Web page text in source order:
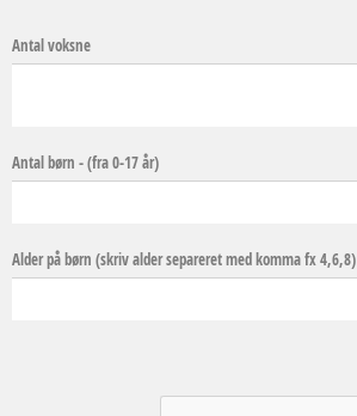
Antal voksne
Antal børn - (fra 0-17 år)
Alder på børn (skriv alder separeret med komma fx 4,6,8)